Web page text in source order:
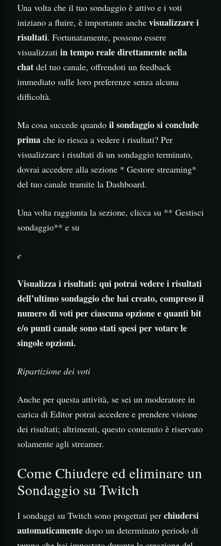
Una volta che il tuo sondaggio è attivo e i voti
iniziano a fluire, è importante anche visualizzare i
risultati. Fortunatamente, possono essere
visualizzati in tempo reale direttamente nella
chat del tuo canale, offrendoti un feedback
immediato sulle loro preferenze senza alcuna
difficoltà.
Ma cosa succede quando il sondaggio si conclude
prima che io riesca a vedere i risultati? Per
visualizzare i risultati di un sondaggio terminato,
dovrai accedere alla sezione * Gestore streaming*
del tuo canale tramite la Dashboard.
Una volta raggiunta la sezione, clicca su ** Gestisci
sondaggio** e su
e
Visualizza i risultati: qui potrai vedere i risultati
dell’ultimo sondaggio che hai creato, compreso il
numero di voti per ciascuna opzione e quanti bit
e/o punti canale sono stati spesi per votare le
singole opzioni.
Ripartizione dei voti
Anche per questa attività, se sei un moderatore in
carica di Editor potrai accedere e prendere visione
dei risultati; altrimenti, questo contenuto è riservato
solamente agli streamer.
Come Chiudere ed eliminare un
Sondaggio su Twitch
I sondaggi su Twitch sono progettati per chiudersi
automaticamente dopo un determinato periodo di